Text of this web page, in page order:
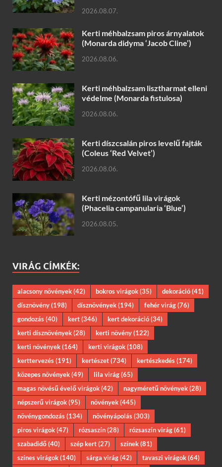
2026.08.07.
Kerti méhbalzsam piros árnyalatok
(Monarda didyma ‘Jacob Cline’)
2026.08.06.
Kerti méhbalzsam lisztharmat elleni
védelme (Monarda fistulosa)
2026.08.06.
Kerti díszcsalán piros levelű fajták
(Coleus ‘Red Velvet’)
2026.08.06.
Kerti mézontófű lila virágok
(Phacelia campanularia ‘Blue’)
2026.08.05.
VIRÁG CÍMKÉK:
alacsony növények(42) bokros virágok(35) dekoráció(41)
dísznövény(198) dísznövények(194) fehér virág(76)
gondozás(40) kert(346) kert dekoráció(34)
kerti dísznövények(28) kerti növény(122)
kerti növények(164) kerti virágok(108)
kerttervezés(191) kertészet(734) kertészkedés(174)
közepes növények(49) lila virág(65)
magas növésű évelő virágok(42) nagyméretű növények(28)
népszerű virágok(95) növények(445)
növénygondozás(134) növényápolás(303)
piros virágok(47) rózsaszín(28) rózsaszín virág(61)
szabadidő(40) szép kert(27) színek(81)
színes virágok(140) sárga virág(42) tavaszi virágok(64)